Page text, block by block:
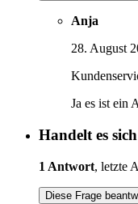
Anja
28. August
Ja es ist ein
Handelt es
1 Antwort, letzte
Diese Frage